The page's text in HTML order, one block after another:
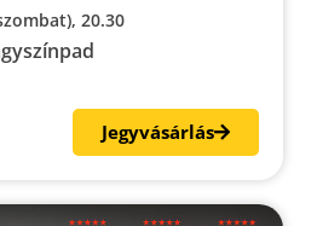
20.30
Jegyvásárlás